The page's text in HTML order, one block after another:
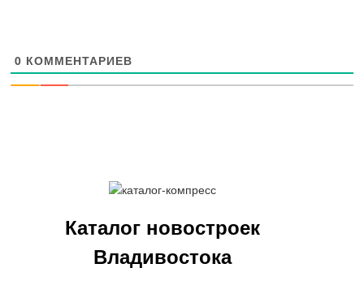
0 КОММЕНТАРИЕВ
Каталог новостроек
Владивостока